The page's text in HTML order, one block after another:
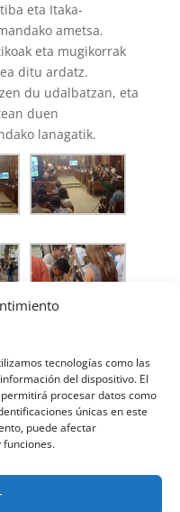
tecnologías como las
del dispositivo. El
procesar datos como
únicas en este
puede afectar
eta Itaka-
ametsa.
eta mugikorrak
ditu ardatz.
du udalbatzan, eta
duen
lanagatik.